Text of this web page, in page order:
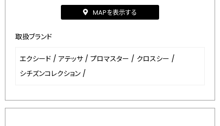
MAPを表示する
取扱ブランド
エクシード / アテッサ / プロマスター / クロスシー /
シチズンコレクション /